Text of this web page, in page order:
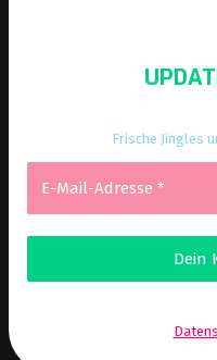
Frische Jingles